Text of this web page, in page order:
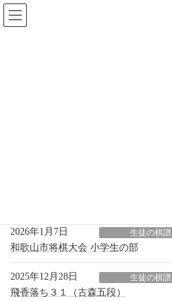
コ
ン
テ
ナ
ビ
ゲ
2026年1月7日 生徒の棋譜
和歌山市将棋大会 小学生の部
2025年12月28日 生徒の棋譜
飛香落ち３１（古森五段）